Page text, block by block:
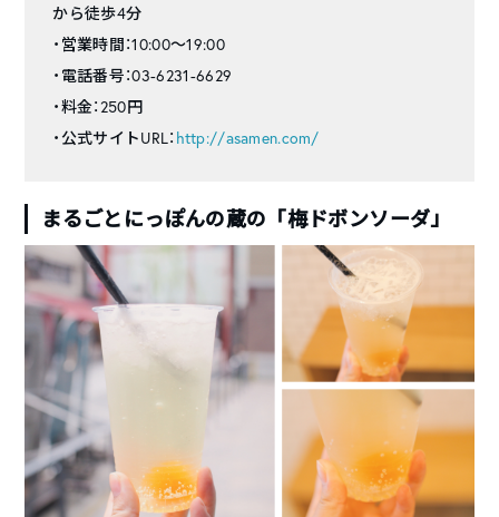
から徒歩4分
・営業時間：10:00〜19:00
・電話番号：03-6231-6629
・料金：250円
・公式サイトURL： http://asamen.com/
まるごとにっぽんの蔵の「梅ドボンソーダ」